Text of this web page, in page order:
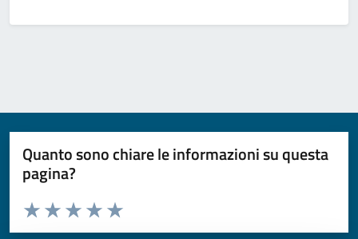
Quanto sono chiare le informazioni su questa
pagina?
Valuta da 1 a 5 stelle la pagina
Valuta 5 stelle su 5
Valuta 4 stelle su 5
Valuta 3 stelle su 5
Valuta 2 stelle su 5
Valuta 1 stelle su 5